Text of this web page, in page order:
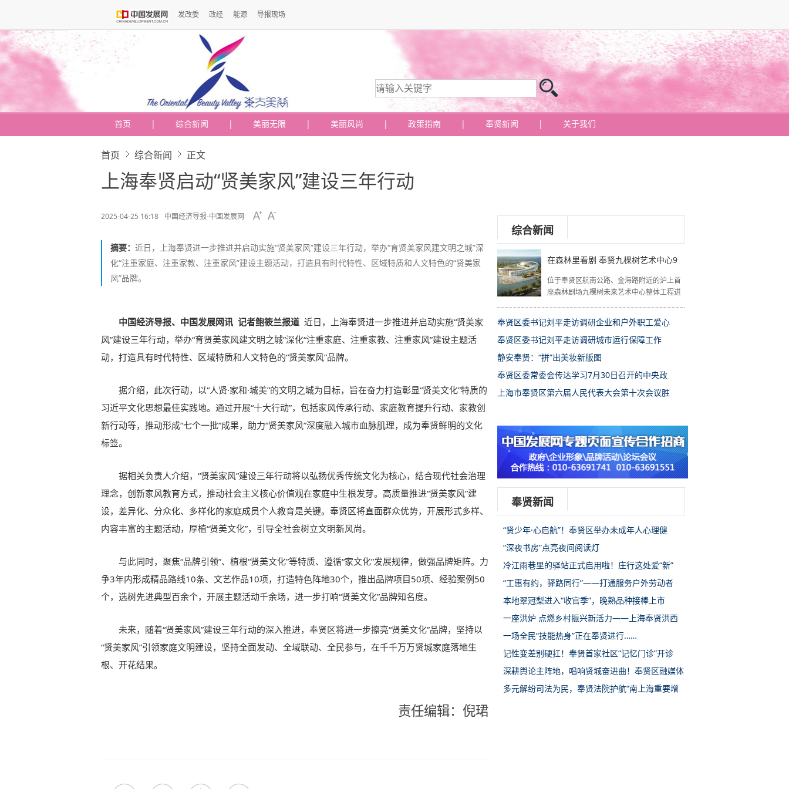
发改委 政经 能源 导报现场
首页 | 综合新闻 | 美丽无限 | 美丽风尚 | 政策指南 | 奉贤新闻 | 关于我们
首页 综合新闻 正文
上海奉贤启动“贤美家风”建设三年行动
2025-04-25 16:18 中国经济导报-中国发展网
摘要： 近日，上海奉贤进一步推进并启动实施“贤美家风”建设三年行动，举办“育贤美家风建文明之城”深
化“注重家庭、注重家教、注重家风”建设主题活动，打造具有时代特性、区域特质和人文特色的“贤美家
风”品牌。
中国经济导报、中国发展网讯 记者鲍筱兰报道 近日，上海奉贤进一步推进并启动实施“贤美家
风”建设三年行动，举办“育贤美家风建文明之城”深化“注重家庭、注重家教、注重家风”建设主题活
动，打造具有时代特性、区域特质和人文特色的“贤美家风”品牌。
据介绍，此次行动，以“人贤·家和·城美”的文明之城为目标，旨在奋力打造彰显“贤美文化”特质的
习近平文化思想最佳实践地。通过开展“十大行动”，包括家风传承行动、家庭教育提升行动、家教创
新行动等，推动形成“七个一批”成果，助力“贤美家风”深度融入城市血脉肌理，成为奉贤鲜明的文化
标签。
据相关负责人介绍，“贤美家风”建设三年行动将以弘扬优秀传统文化为核心，结合现代社会治理
理念，创新家风教育方式，推动社会主义核心价值观在家庭中生根发芽。高质量推进“贤美家风”建
设，差异化、分众化、多样化的家庭成员个人教育是关键。奉贤区将直面群众优势，开展形式多样、
内容丰富的主题活动，厚植“贤美文化”，引导全社会树立文明新风尚。
与此同时，聚焦“品牌引领”、植根“贤美文化”等特质、遵循“家文化”发展规律，做强品牌矩阵。力
争3年内形成精品路线10条、文艺作品10项，打造特色阵地30个，推出品牌项目50项、经验案例50
个，选树先进典型百余个，开展主题活动千余场，进一步打响“贤美文化”品牌知名度。
未来，随着“贤美家风”建设三年行动的深入推进，奉贤区将进一步擦亮“贤美文化”品牌，坚持以
“贤美家风”引领家庭文明建设，坚持全面发动、全域联动、全民参与，在千千万万贤城家庭落地生
根、开花结果。
责任编辑：倪珺
综合新闻
在森林里看剧 奉贤九棵树艺术中心9
位于奉贤区航南公路、金海路附近的沪上首
座森林剧场九棵树未来艺术中心整体工程进
奉贤区委书记刘平走访调研企业和户外职工爱心
奉贤区委书记刘平走访调研城市运行保障工作
静安奉贤：“拼”出美妆新版图
奉贤区委常委会传达学习7月30日召开的中央政
上海市奉贤区第六届人民代表大会第十次会议胜
奉贤新闻
“贤少年·心启航”！奉贤区举办未成年人心理健
“深夜书房”点亮夜间阅读灯
冷江雨巷里的驿站正式启用啦！庄行这处爱“新”
“工惠有约，驿路同行”——打通服务户外劳动者
本地翠冠梨进入“收官季”，晚熟品种接棒上市
一座洪炉 点燃乡村振兴新活力——上海奉贤洪西
一场全民“技能热身”正在奉贤进行……
记性变差别硬扛！奉贤首家社区“记忆门诊”开诊
深耕舆论主阵地，唱响贤城奋进曲！奉贤区融媒体
多元解纷司法为民，奉贤法院护航“南上海重要增